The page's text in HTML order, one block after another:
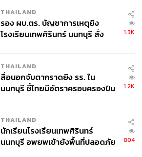
THAILAND
รอง ผบ.ตร. บัญชาการเหตุยิง
โรงเรียนเทพศิรินทร์ นนทบุรี สั่ง
1.3K
THAILAND
สื่อนอกจับตากราดยิง รร. ใน
นนทบุรี ชี้ไทยมีอัตราครอบครองปืน
1.2K
THAILAND
นักเรียนโรงเรียนเทพศิรินทร์
นนทบุรี อพยพเข้ายังพื้นที่ปลอดภัย
804